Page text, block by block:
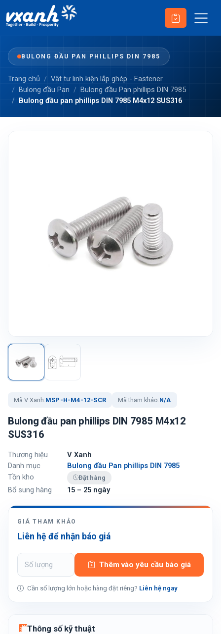
BULONG ĐẦU PAN PHILLIPS DIN 7985
Trang chủ
Vật tư linh kiện lắp ghép - Fastener
Bulong đầu Pan
Bulong đầu Pan phillips DIN 7985
Bulong đầu pan phillips DIN 7985 M4x12 SUS316
Mã V Xanh:MSP-H-M4-12-SCR Mã tham khảo:N/A
Bulong đầu pan phillips DIN 7985 M4x12
SUS316
Thương hiệu
V Xanh
Danh mục
Bulong đầu Pan phillips DIN 7985
Tồn kho
Đặt hàng
Bổ sung hàng 15 – 25 ngày
GIÁ THAM KHẢO
Liên hệ để nhận báo giá
Thêm vào yêu cầu báo giá
Cần số lượng lớn hoặc hàng đặt riêng? Liên hệ ngay
Thông số kỹ thuật